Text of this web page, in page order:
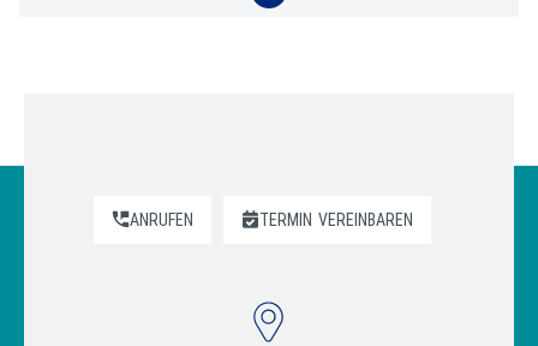
ANRUFEN TERMIN VEREINBAREN